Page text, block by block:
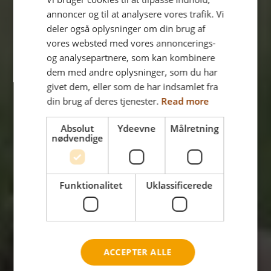
OVERSIGT OVER ALLE NETTI KØRESTOLENE
DANISH
FRENCH
GERMAN
NORWEGIAN
annoncer og til at analysere vores trafik. Vi
deler også oplysninger om din brug af
vores websted med vores annoncerings-
og analysepartnere, som kan kombinere
dem med andre oplysninger, som du har
givet dem, eller som de har indsamlet fra
din brug af deres tjenester. Read more
Absolut
nødvendige
Ydeevne Målretning
Funktionalitet Uklassificerede
ACCEPTER ALLE